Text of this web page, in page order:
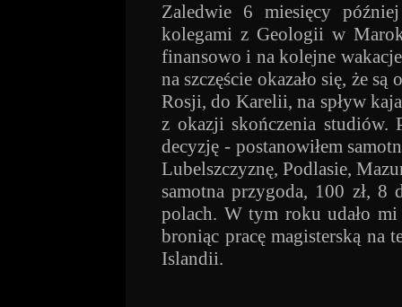
Zaledwie 6 miesięcy
kolegami z Geologii w
finansowo i na kolejne
na szczęście okazało się, że
Rosji, do Karelii, na spływ
z okazji skończenia studiów.
decyzję - postanowiłem
Lubelszczyznę, Podlasie,
samotna przygoda, 100 zł,
polach. W tym roku udało
broniąc pracę magisterską na
Islandii.